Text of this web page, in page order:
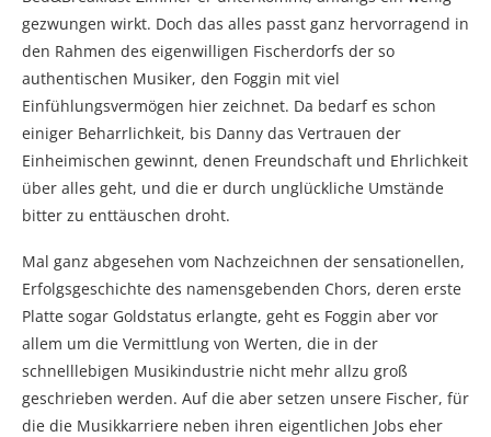
gezwungen wirkt. Doch das alles passt ganz hervorragend in
den Rahmen des eigenwilligen Fischerdorfs der so
authentischen Musiker, den Foggin mit viel
Einfühlungsvermögen hier zeichnet. Da bedarf es schon
einiger Beharrlichkeit, bis Danny das Vertrauen der
Einheimischen gewinnt, denen Freundschaft und Ehrlichkeit
über alles geht, und die er durch unglückliche Umstände
bitter zu enttäuschen droht.
Mal ganz abgesehen vom Nachzeichnen der sensationellen,
Erfolgsgeschichte des namensgebenden Chors, deren erste
Platte sogar Goldstatus erlangte, geht es Foggin aber vor
allem um die Vermittlung von Werten, die in der
schnelllebigen Musikindustrie nicht mehr allzu groß
geschrieben werden. Auf die aber setzen unsere Fischer, für
die die Musikkarriere neben ihren eigentlichen Jobs eher